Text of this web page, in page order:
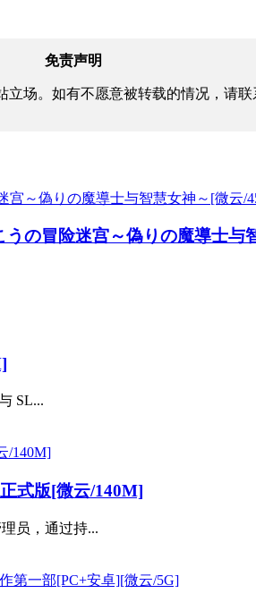
免责声明
立场。如有不愿意被转载的情况，请联
の冒险迷宫～偽りの魔導士与
SL...
式版[微云/140M]
员，通过持...